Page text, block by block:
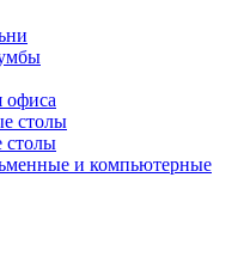
офиса
столы
столы
и компьютерные